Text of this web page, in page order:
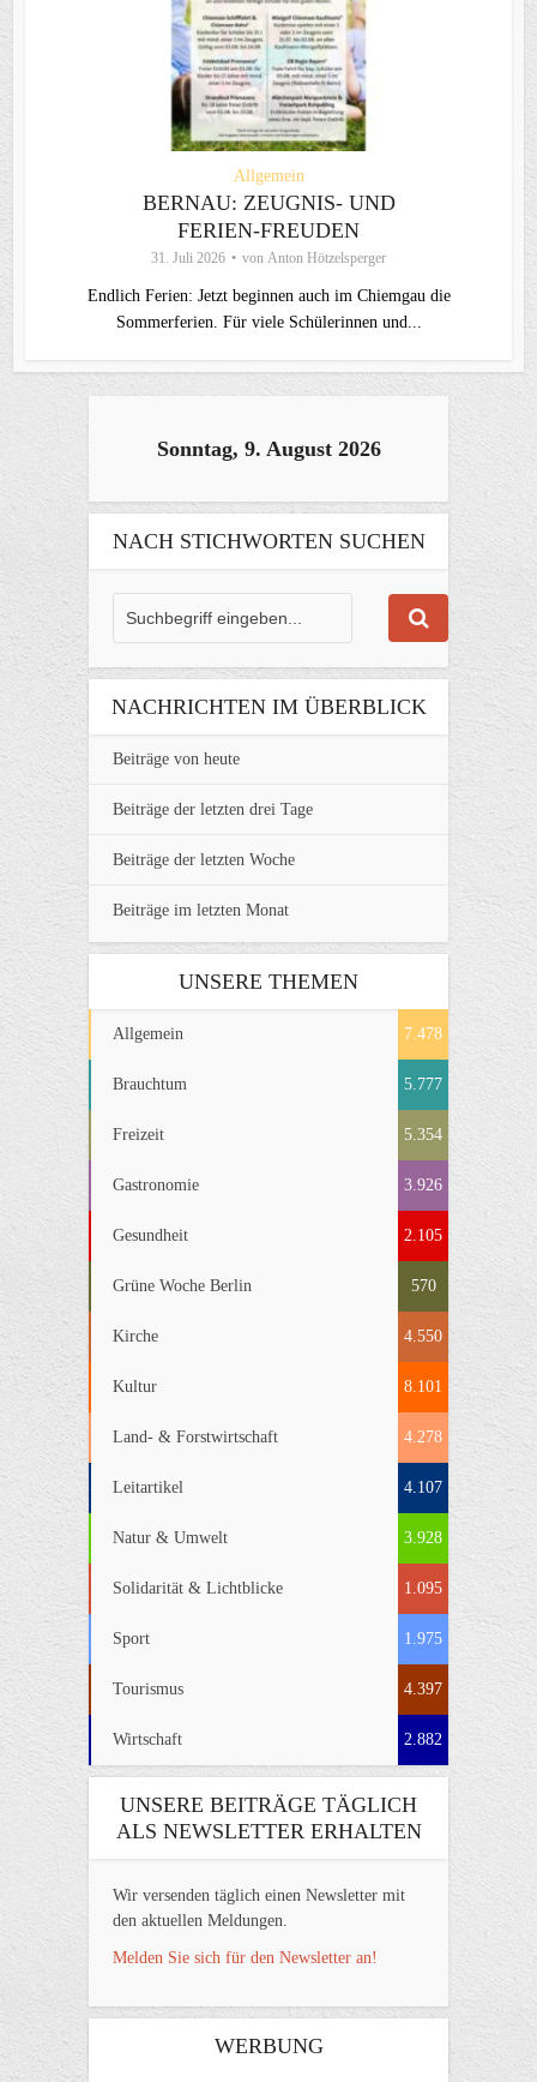
Allgemein
BERNAU: ZEUGNIS- UND
FERIEN-FREUDEN
31. Juli 2026 von Anton Hötzelsperger
Endlich Ferien: Jetzt beginnen auch im Chiemgau die
Sommerferien. Für viele Schülerinnen und...
Sonntag, 9. August 2026
NACH STICHWORTEN SUCHEN
NACHRICHTEN IM ÜBERBLICK
Beiträge von heute
Beiträge der letzten drei Tage
Beiträge der letzten Woche
Beiträge im letzten Monat
UNSERE THEMEN
Allgemein 7.478
Brauchtum 5.777
Freizeit 5.354
Gastronomie 3.926
Gesundheit 2.105
Grüne Woche Berlin 570
Kirche 4.550
Kultur 8.101
Land- & Forstwirtschaft 4.278
Leitartikel 4.107
Natur & Umwelt 3.928
Solidarität & Lichtblicke 1.095
Sport 1.975
Tourismus 4.397
Wirtschaft 2.882
UNSERE BEITRÄGE TÄGLICH
ALS NEWSLETTER ERHALTEN
Wir versenden täglich einen Newsletter mit
den aktuellen Meldungen.
Melden Sie sich für den Newsletter an!
WERBUNG